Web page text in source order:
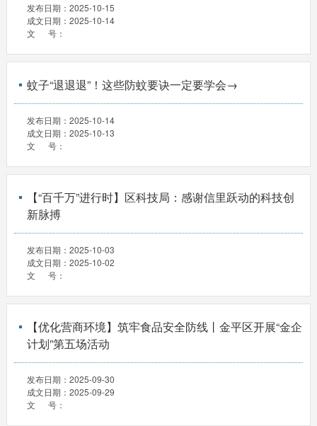
发布日期： 2025-10-15
成文日期： 2025-10-14
文 号：
蚊子“退退退”！这些防蚊要诀一定要学会→
发布日期： 2025-10-14
成文日期： 2025-10-13
文 号：
【“百千万”进行时】区科技局：感谢信里跃动的科技创
新脉搏
发布日期： 2025-10-03
成文日期： 2025-10-02
文 号：
【优化营商环境】筑牢食品安全防线丨金平区开展“金企
计划”第五场活动
发布日期： 2025-09-30
成文日期： 2025-09-29
文 号：